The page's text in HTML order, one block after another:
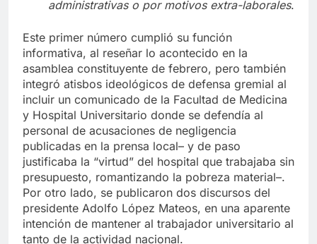
Este primer número cumplió su función
informativa, al reseñar lo acontecido en la
asamblea constituyente de febrero, pero también
integró atisbos ideológicos de defensa gremial al
incluir un comunicado de la Facultad de Medicina
y Hospital Universitario donde se defendía al
personal de acusaciones de negligencia
publicadas en la prensa local– y de paso
justificaba la “virtud” del hospital que trabajaba sin
presupuesto, romantizando la pobreza material–.
Por otro lado, se publicaron dos discursos del
presidente Adolfo López Mateos, en una aparente
intención de mantener al trabajador universitario al